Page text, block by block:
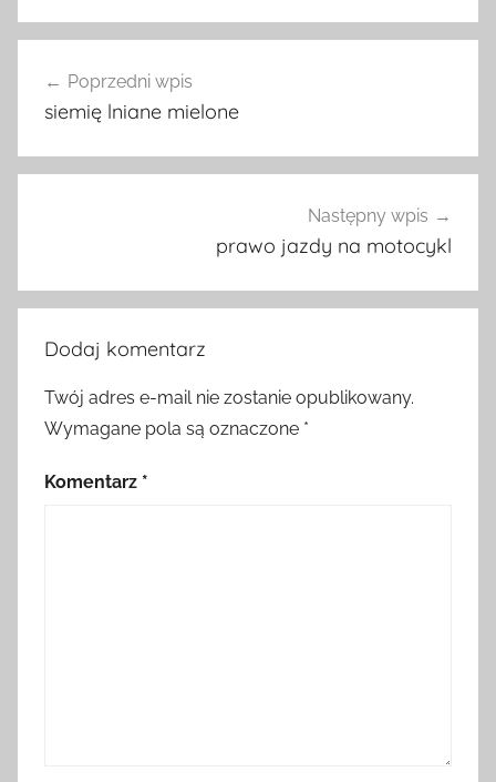
wpisu
Poprzedni wpis
siemię lniane mielone
Następny wpis
prawo jazdy na motocykl
Dodaj komentarz
Twój adres e-mail nie zostanie opublikowany.
Wymagane pola są oznaczone *
Komentarz *